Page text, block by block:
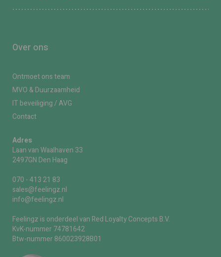
Over ons
Ontmoet ons team
MVO & Duurzaamheid
IT beveiliging / AVG
Contact
Adres
Laan van Waalhaven 33
2497GN Den Haag
070 - 413 21 83
sales@feelingz.nl
info@feelingz.nl
Feelingz is onderdeel van Red Loyalty Concepts B.V.
KvK-nummer 74781642
Btw-nummer 860023928B01